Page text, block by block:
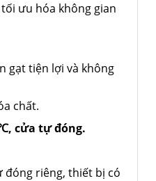
ưu hóa không gian
gạt tiện lợi và không
chất.
cửa tự đóng.
đóng riêng, thiết bị có